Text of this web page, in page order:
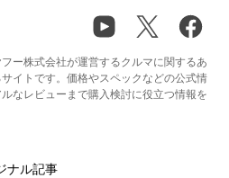
ー株式会社が運営するクルマに関するあ
イトです。価格やスペックなどの公式情
なレビューまで購入検討に役立つ情報を
ナル記事